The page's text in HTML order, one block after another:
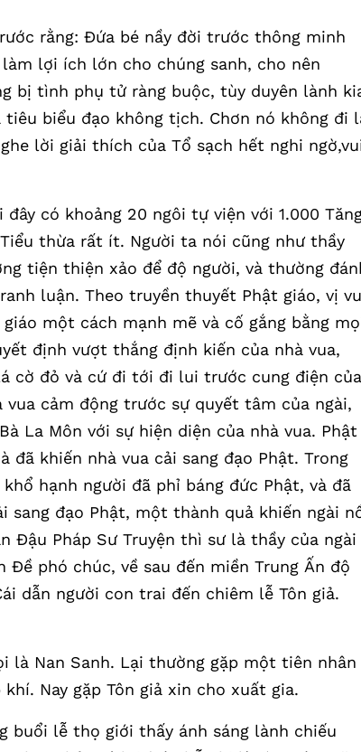
rằng: Đứa bé nầy đời trước thông minh
lợi ích lớn cho chúng sanh, cho nên
bị tình phụ tử ràng buộc, tùy duyên lành
biểu đạo không tịch. Chơn nó không đi
lời giải thích của Tổ sạch hết nghi
đây có khoảng 20 ngôi tự viện với 1.000
thừa rất ít. Người ta nói cũng như thầy
tiện thiện xảo để độ người, và thường
luận. Theo truyền thuyết Phật giáo, vị
một cách mạnh mẽ và cố gắng bằng
định vượt thắng định kiến của nhà vua,
cờ đỏ và cứ đi tới đi lui trước cung điện của
vua cảm động trước sự quyết tâm của ngài,
La Môn với sự hiện diện của nhà vua. Phật
khiến nhà vua cải sang đạo Phật. Trong
hạnh người đã phỉ báng đức Phật, và đã
sang đạo Phật, một thành quả khiến ngài
Đậu Pháp Sư Truyện thì sư là thầy của ngài
Đề phó chúc, về sau đến miền Trung Ấn độ
dẫn người con trai đến chiêm lễ Tôn giả.
là Nan Sanh. Lại thường gặp một tiên nhân
Nay gặp Tôn giả xin cho xuất gia.
buổi lễ thọ giới thấy ánh sáng lành chiếu